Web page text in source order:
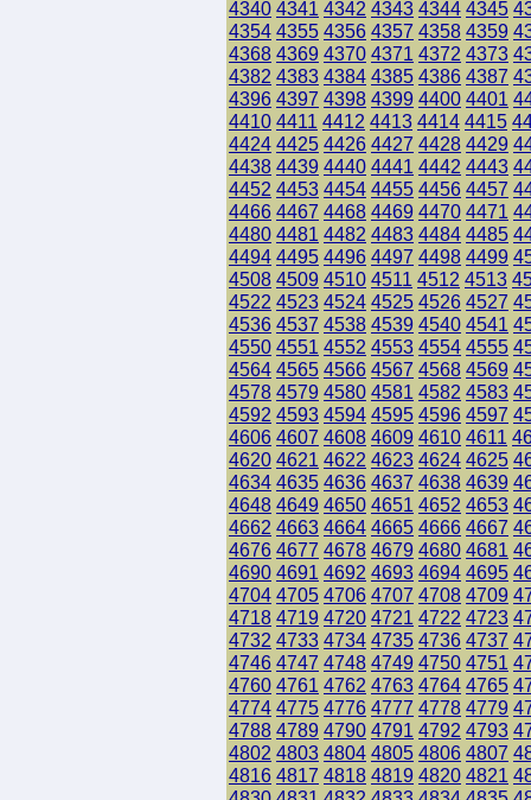
4340 4341 4342 4343 4344 4345
4354 4355 4356 4357 4358 4359
4368 4369 4370 4371 4372 4373
4382 4383 4384 4385 4386 4387
4396 4397 4398 4399 4400 4401
4410 4411 4412 4413 4414 4415
4424 4425 4426 4427 4428 4429
4438 4439 4440 4441 4442 4443
4452 4453 4454 4455 4456 4457
4466 4467 4468 4469 4470 4471
4480 4481 4482 4483 4484 4485
4494 4495 4496 4497 4498 4499
4508 4509 4510 4511 4512 4513
4522 4523 4524 4525 4526 4527
4536 4537 4538 4539 4540 4541
4550 4551 4552 4553 4554 4555
4564 4565 4566 4567 4568 4569
4578 4579 4580 4581 4582 4583
4592 4593 4594 4595 4596 4597
4606 4607 4608 4609 4610 4611
4620 4621 4622 4623 4624 4625
4634 4635 4636 4637 4638 4639
4648 4649 4650 4651 4652 4653
4662 4663 4664 4665 4666 4667
4676 4677 4678 4679 4680 4681
4690 4691 4692 4693 4694 4695
4704 4705 4706 4707 4708 4709
4718 4719 4720 4721 4722 4723
4732 4733 4734 4735 4736 4737
4746 4747 4748 4749 4750 4751
4760 4761 4762 4763 4764 4765
4774 4775 4776 4777 4778 4779
4788 4789 4790 4791 4792 4793
4802 4803 4804 4805 4806 4807
4816 4817 4818 4819 4820 4821